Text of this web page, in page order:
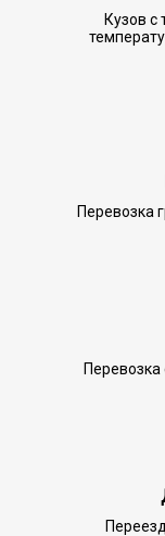
Кузов с
Перевозка